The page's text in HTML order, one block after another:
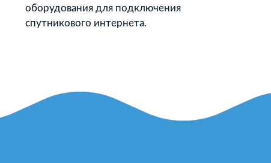
оборудования для подключения
спутникового интернета.